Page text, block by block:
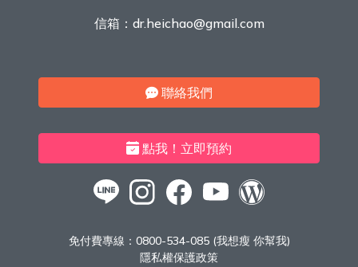
信箱： dr.heichao@gmail.com
聯絡我們
點我！立即預約
免付費專線： 0800-534-085 (我想瘦 你幫我)
隱私權保護政策